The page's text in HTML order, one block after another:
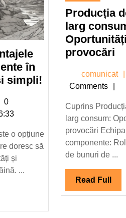
în
simpli! Descoperă
avantajele
cetățeniei
rezidente
în
doar
câțiva
simpli!
0
o opțiune
doresc să
și
...
2024
Producția
larg
provocări
de
și
comunicat
Comments
Cuprins
larg consum:
provocări
componente:
de bunuri de ...
Read Full
Full